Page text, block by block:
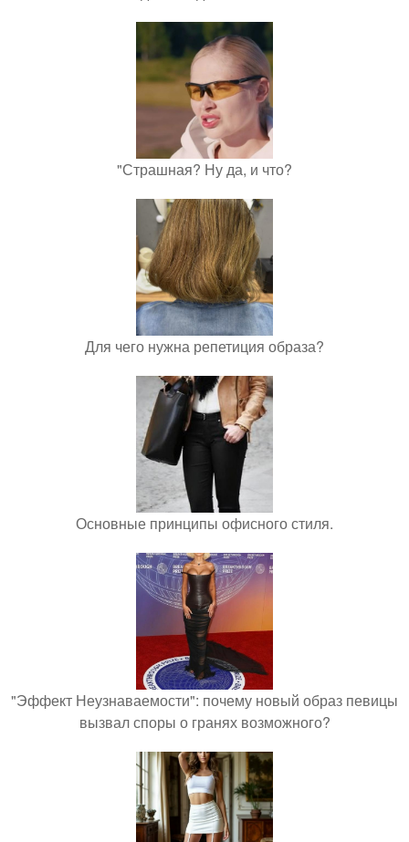
"Страшная? Ну да, и что?
Для чего нужна репетиция образа?
Основные принципы офисного стиля.
"Эффект Неузнаваемости": почему новый образ певицы
вызвал споры о гранях возможного?